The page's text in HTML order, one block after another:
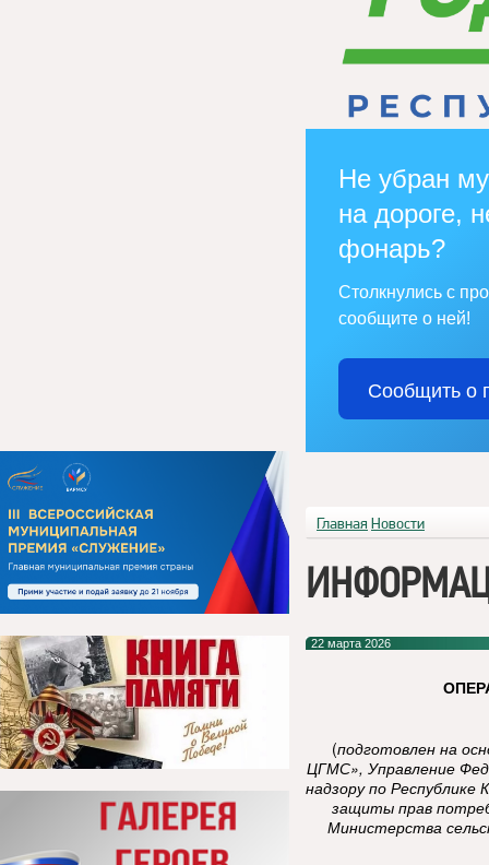
Не убран
на дороге,
фонарь?
Столкнулись с
сообщите о ней!
Сообщить о
Главная Новости
22 марта 2026
(подготовлен на
ЦГМС», Управление
надзору по Республике
защиты прав
Министерства